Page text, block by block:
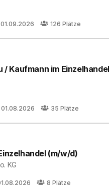
01.09.2026 126 Plätze
Kaufmann im
01.08.2026 35 Plätze
(m/w/d)
KG
8 Plätze